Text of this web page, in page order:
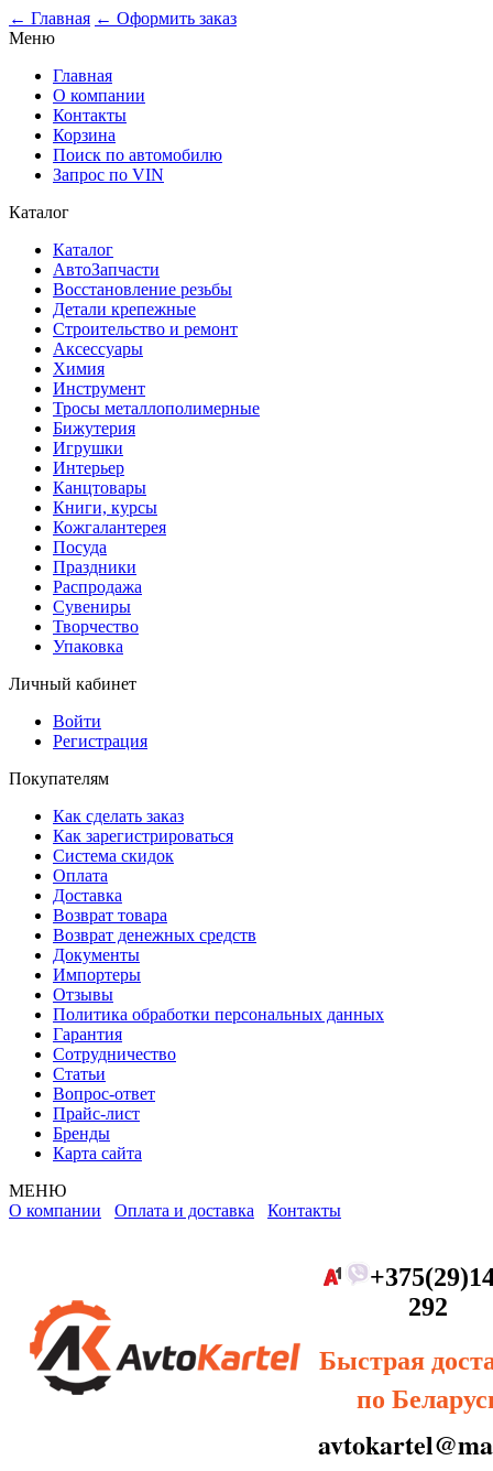
← Главная ← Оформить заказ
Меню
Главная
О компании
Контакты
Корзина
Поиск по автомобилю
Запрос по VIN
Каталог
Каталог
АвтоЗапчасти
Восстановление резьбы
Детали крепежные
Строительство и ремонт
Аксессуары
Химия
Инструмент
Тросы металлополимерные
Бижутерия
Игрушки
Интерьер
Канцтовары
Книги, курсы
Кожгалантерея
Посуда
Праздники
Распродажа
Сувениры
Творчество
Упаковка
Личный кабинет
Войти
Регистрация
Покупателям
Как сделать заказ
Как зарегистрироваться
Система скидок
Оплата
Доставка
Возврат товара
Возврат денежных средств
Документы
Импортеры
Отзывы
Политика обработки персональных данных
Гарантия
Сотрудничество
Статьи
Вопрос-ответ
Прайс-лист
Бренды
Карта сайта
МЕНЮ
О компании Оплата и доставка Контакты
292
Быстрая
по